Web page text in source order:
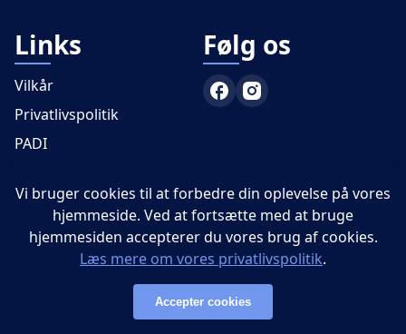
Links
Vilkår
Privatlivspolitik
PADI
Følg os
© 2026 - ScubaFun - Alle rettigheder forbeholdes
Vi bruger cookies til at forbedre din oplevelse på vores
hjemmeside. Ved at fortsætte med at bruge
hjemmesiden accepterer du vores brug af cookies.
Læs mere om vores privatlivspolitik.
Accepter cookies